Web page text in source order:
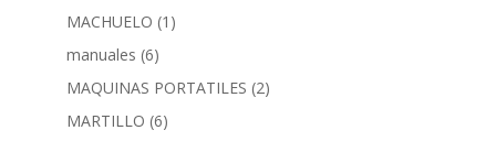
MACHUELO (1)
manuales (6)
MAQUINAS PORTATILES (2)
MARTILLO (6)